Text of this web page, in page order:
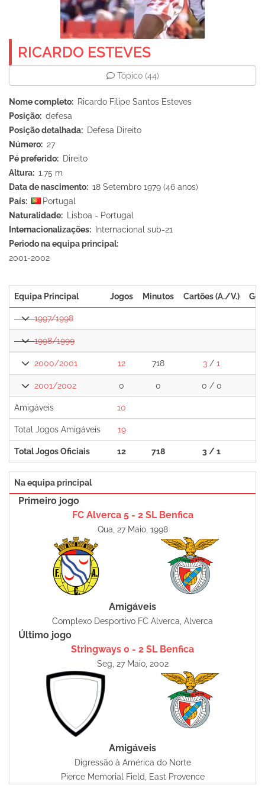
RICARDO ESTEVES
Tópico(44)
Nome completo
Ricardo Filipe Santos Esteves
Posição
defesa
Posição detalhada
Defesa Direito
Número
27
Pé preferido
Direito
Altura
1.75 m
Data de nascimento
18 Setembro 1979 (46 anos)
País
Portugal
Naturalidade
Lisboa - Portugal
Internacionalizações
Internacional sub-21
Periodo na equipa principal
2001-2002
Equipa Principal Jogos Minutos Cartões (A./V.)
1997/1998
1998/1999
2000/2001 12 718 3 / 1
2001/2002 0 0 0 / 0
Amigáveis 10
Total Jogos Amigáveis 19
Total Jogos Oficiais 12 718 3 / 1
Na equipa principal
Primeiro jogo
FC Alverca 5 - 2 SL Benfica
Qua, 27 Maio, 1998
Amigáveis
Complexo Desportivo FC Alverca, Alverca
Último jogo
Stringways 0 - 2 SL Benfica
Seg, 27 Maio, 2002
Amigáveis
Digressão à América do Norte
Pierce Memorial Field, East Provence